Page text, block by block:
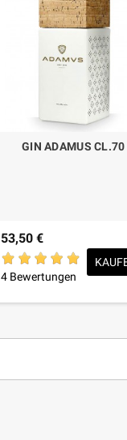
GIN ADAMUS CL.70
53,50 €
4 Bewertungen